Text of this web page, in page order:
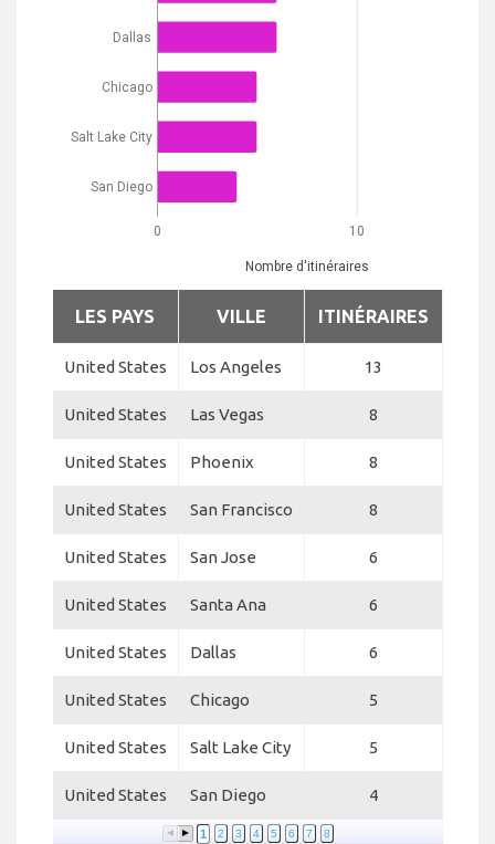
0 10
Nombre d'itinéraires
Dallas
Chicago
Salt Lake City
San Diego
LES PAYS VILLE ITINÉRAIRES
United States Los Angeles 13
United States Las Vegas 8
United States Phoenix 8
United States San Francisco 8
United States San Jose 6
United States Santa Ana 6
United States Dallas 6
United States Chicago 5
United States Salt Lake City 5
United States San Diego 4
1 2 3 4 5 6 7 8